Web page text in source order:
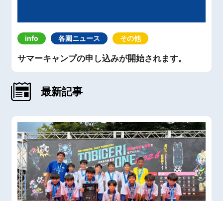
info 各園ニュース その他
サマーキャンプの申し込みが開始されます。
最新記事